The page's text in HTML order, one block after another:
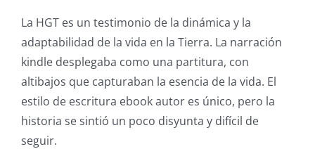
La HGT es un testimonio de la dinámica y la
adaptabilidad de la vida en la Tierra. La narración
kindle desplegaba como una partitura, con
altibajos que capturaban la esencia de la vida. El
estilo de escritura ebook autor es único, pero la
historia se sintió un poco disyunta y difícil de
seguir.